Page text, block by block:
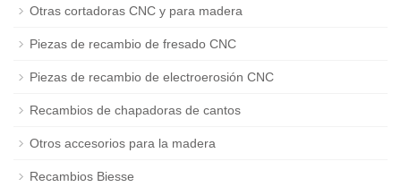
Otras cortadoras CNC y para madera
Piezas de recambio de fresado CNC
Piezas de recambio de electroerosión CNC
Recambios de chapadoras de cantos
Otros accesorios para la madera
Recambios Biesse